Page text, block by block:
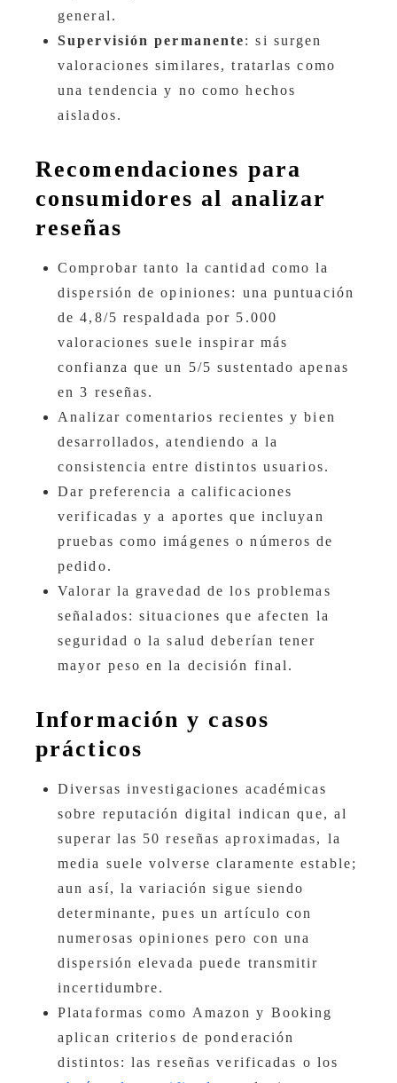
general.
Supervisión permanente: si surgen
valoraciones similares, tratarlas como
una tendencia y no como hechos
aislados.
Recomendaciones para
consumidores al analizar
reseñas
Comprobar tanto la cantidad como la
dispersión de opiniones: una puntuación
de 4,8/5 respaldada por 5.000
valoraciones suele inspirar más
confianza que un 5/5 sustentado apenas
en 3 reseñas.
Analizar comentarios recientes y bien
desarrollados, atendiendo a la
consistencia entre distintos usuarios.
Dar preferencia a calificaciones
verificadas y a aportes que incluyan
pruebas como imágenes o números de
pedido.
Valorar la gravedad de los problemas
señalados: situaciones que afecten la
seguridad o la salud deberían tener
mayor peso en la decisión final.
Información y casos
prácticos
Diversas investigaciones académicas
sobre reputación digital indican que, al
superar las 50 reseñas aproximadas, la
media suele volverse claramente estable;
aun así, la variación sigue siendo
determinante, pues un artículo con
numerosas opiniones pero con una
dispersión elevada puede transmitir
incertidumbre.
Plataformas como Amazon y Booking
aplican criterios de ponderación
distintos: las reseñas verificadas o los